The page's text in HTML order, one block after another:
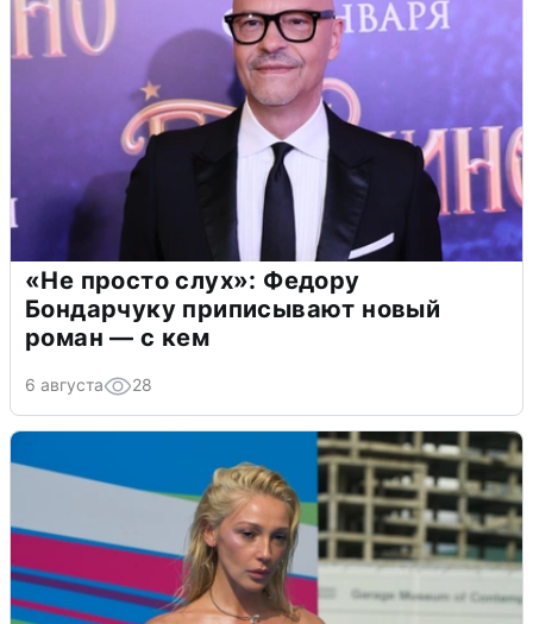
«Не просто слух»: Федору
Бондарчуку приписывают новый
роман — с кем
6 августа 28